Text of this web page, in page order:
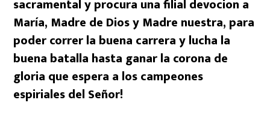
sacramental y procura una filial devocion a
María, Madre de Dios y Madre nuestra, para
poder correr la buena carrera y lucha la
buena batalla hasta ganar la corona de
gloria que espera a los campeones
espiriales del Señor!